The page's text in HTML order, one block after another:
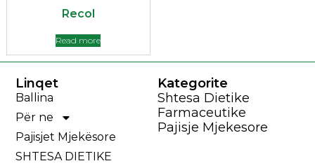
Recol
Read more
Linqet
Ballina
Për ne
Pajisjet Mjekësore
SHTESA DIETIKE
Kategorite
Shtesa Dietike
Farmaceutike
Pajisje Mjekesore